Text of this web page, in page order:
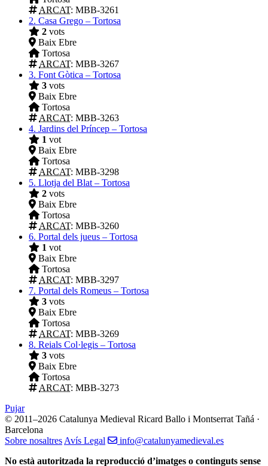
ARCAT: MBB-3261
2. Casa Grego – Tortosa
2 vots
Baix Ebre
Tortosa
ARCAT: MBB-3267
3. Font Gòtica – Tortosa
3 vots
Baix Ebre
Tortosa
ARCAT: MBB-3263
4. Jardins del Príncep – Tortosa
1 vot
Baix Ebre
Tortosa
ARCAT: MBB-3298
5. Llotja del Blat – Tortosa
2 vots
Baix Ebre
Tortosa
ARCAT: MBB-3260
6. Portal dels jueus – Tortosa
1 vot
Baix Ebre
Tortosa
ARCAT: MBB-3297
7. Portal dels Romeus – Tortosa
3 vots
Baix Ebre
Tortosa
ARCAT: MBB-3269
8. Reials Col·legis – Tortosa
3 vots
Baix Ebre
Tortosa
ARCAT: MBB-3273
Pujar
© 2011–2026 Catalunya Medieval Ricard Ballo i Montserrat Tañá ·
Barcelona
Sobre nosaltres Avís Legal
info@catalunyamedieval.es
No està autoritzada la reproducció d’imatges o continguts sense